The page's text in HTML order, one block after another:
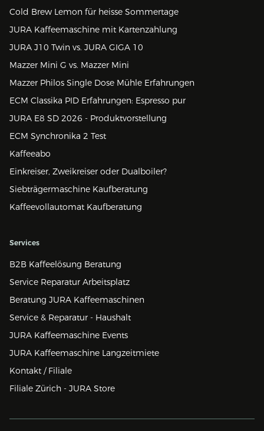
Cold Brew Lemon für heisse Sommertage
JURA Kaffeemaschine mit Kartenzahlung
JURA J10 Twin vs. JURA GIGA 10
Mazzer Mini G vs. Mazzer Mini
Mazzer Philos Single Dose Mühle Erfahrungen
ECM Classika PID Erfahrungen: Espresso pur
JURA E8 SD 2026 - Produktvorstellung
ECM Synchronika 2 Test
Kaffeeabo
Einkreiser, Zweikreiser oder Dualboiler?
Siebträgermaschine Kaufberatung
Kaffeevollautomat Kaufberatung
Services
B2B Kaffeelösung Beratung
Service Reparatur Arbeitsplatz
Beratung JURA Kaffeemaschinen
Service & Reparatur - Haushalt
JURA Kaffeemaschine Events
JURA Kaffeemaschine Langzeitmiete
Kontakt / Filiale
Filiale Zürich - JURA Store